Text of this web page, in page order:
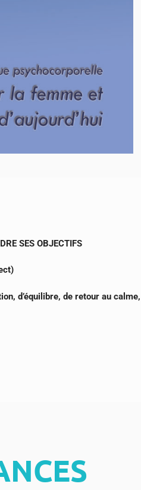
SES OBJECTIFS
d’équilibre, de retour au